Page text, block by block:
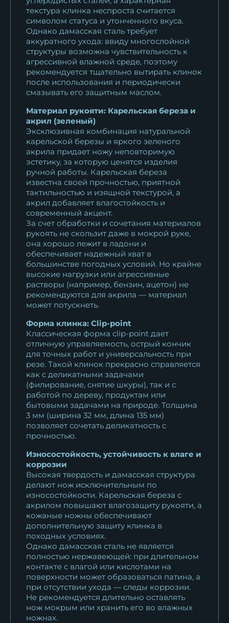
текстура клинка неспроста считается
символом статуса и утонченного вкуса.
Однако дамасская сталь требует
аккуратного ухода: ввиду многослойной
структуры возможна чувствительность к
агрессивной влажной среде, поэтому
рекомендуется тщательно вытирать клинок
после использования и периодически
смазывать его защитным маслом.
Материал рукояти: Карельская береза и
акрил (зеленый)
Эксклюзивная комбинация натуральной
карельской березы и яркого зеленого
акрила придает ножу неповторимую
эстетику, за которую ценятся изделия
ручной работы. Карельская береза
известна своей прочностью, приятной
тактильностью и изящной текстурой, а
акрил добавляет влагостойкость и
современный акцент.
За счет обработки и сочетания материалов
рукоять не скользит даже в мокрой руке,
она хорошо лежит в ладони и
обеспечивает надежный хват в
большинстве погодных условий. Но крайне
высокие нагрузки или агрессивные
растворы (например, бензин, ацетон) не
рекомендуются для акрила — материал
может потускнеть.
Форма клинка: Clip-point
Классическая форма clip-point дает
отличную управляемость, острый кончик
для точных работ и универсальность при
резе. Такой клинок прекрасно справляется
как с деликатными задачами
(филирование, снятие шкуры), так и с
работой по дереву, продуктам или
бытовыми задачами на природе. Толщина
3 мм (ширина 32 мм, длина 135 мм)
позволяет сочетать деликатность с
прочностью.
Износостойкость, устойчивость к влаге и
коррозии
Высокая твердость и дамасская структура
делают нож исключительным по
износостойкости. Карельская береза с
акрилом повышают влагозащиту рукояти, а
кожаные ножны обеспечивают
дополнительную защиту клинка в
походных условиях.
Однако дамасская сталь не является
полностью нержавеющей: при длительном
контакте с влагой или кислотами на
поверхности может образоваться патина, а
при отсутствии ухода — следы коррозии.
Не рекомендуется длительно оставлять
нож мокрым или хранить его во влажных
ножнах.